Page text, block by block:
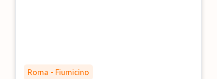
Roma - Fiumicino